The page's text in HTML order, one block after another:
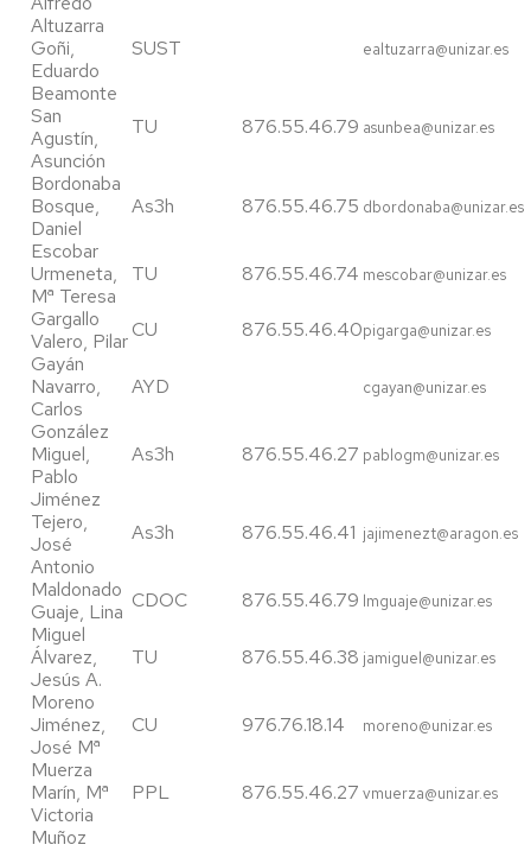
Altuzarra
Goñi,
Eduardo
SUST ealtuzarra@unizar.es
Beamonte
San
Agustín,
Asunción
TU 876.55.46.79 asunbea@unizar.es
Bordonaba
Bosque,
Daniel
As3h 876.55.46.75 dbordonaba@unizar.es
Escobar
Urmeneta,
Mª Teresa
TU 876.55.46.74 mescobar@unizar.es
Gargallo
Valero, PilarCU 876.55.46.40pigarga@unizar.es
Gayán
Navarro,
Carlos
AYD cgayan@unizar.es
González
Miguel,
Pablo
As3h 876.55.46.27 pablogm@unizar.es
Jiménez
Tejero,
José
Antonio
As3h 876.55.46.41 jajimenezt@aragon.es
Maldonado
Guaje, Lina CDOC 876.55.46.79 lmguaje@unizar.es
Miguel
Álvarez,
Jesús A.
TU 876.55.46.38 jamiguel@unizar.es
Moreno
Jiménez,
José Mª
CU 976.76.18.14 moreno@unizar.es
Muerza
Marín, Mª
Victoria
PPL 876.55.46.27 vmuerza@unizar.es
Muñoz